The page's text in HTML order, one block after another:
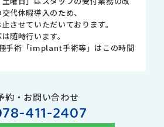
代休暇導入のため、
させていただいております。
随時行います。
手術「implant手術等」はこの時間
約・お問い合わせ
411-2407